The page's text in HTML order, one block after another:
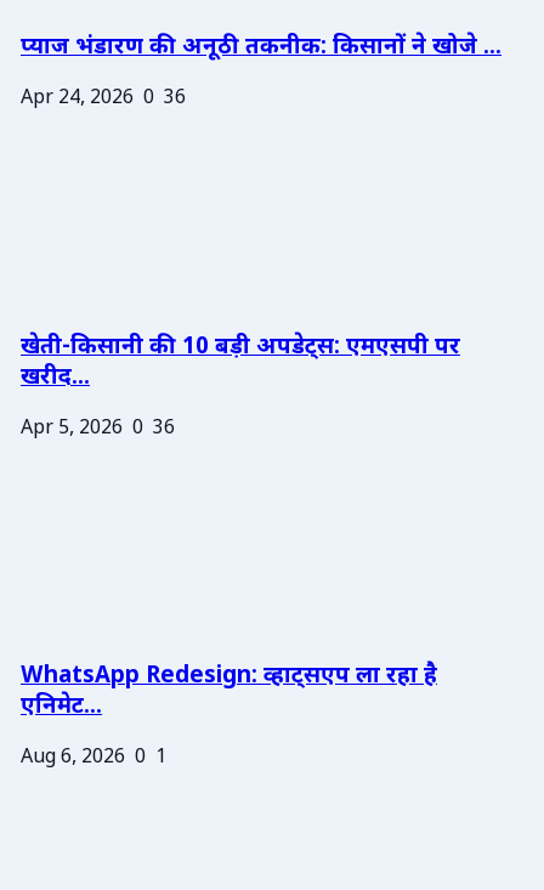
प्याज भंडारण की अनूठी तकनीक: किसानों ने खोजे ...
Apr 24, 2026 0 36
खेती-किसानी की 10 बड़ी अपडेट्स: एमएसपी पर
खरीद...
Apr 5, 2026 0 36
WhatsApp Redesign: व्हाट्सएप ला रहा है
एनिमेट...
Aug 6, 2026 0 1